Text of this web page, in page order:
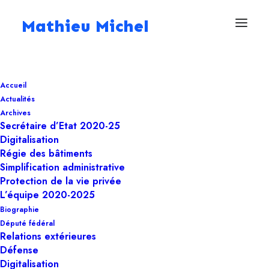
Mathieu Michel
Accueil
Actualités
Archives
Secrétaire d’Etat 2020-25
Digitalisation
Régie des bâtiments
Simplification administrative
Protection de la vie privée
L’équipe 2020-2025
Biographie
Député fédéral
Relations extérieures
Défense
Digitalisation
Maisons de détention
Home Politique
Régie des bâtiments
Maisons de détention